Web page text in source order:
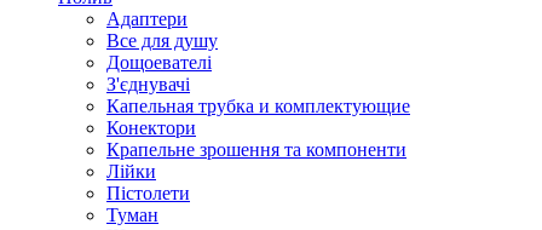
Адаптери
Все для душу
Дощоевателі
З'єднувачі
Капельная трубка и комплектующие
Конектори
Крапельне зрошення та компоненти
Лійки
Пістолети
Туман